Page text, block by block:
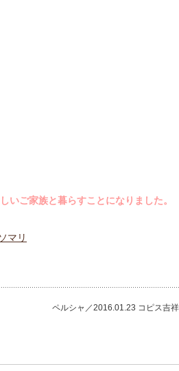
いご家族と暮らすことになりました。
ソマリ
ペルシャ／2016.01.23 コピス吉